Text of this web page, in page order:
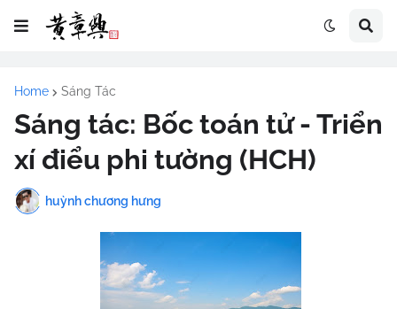
Home Sáng Tác
Sáng tác: Bốc toán tử - Triển
xí điểu phi tường (HCH)
huỳnh chương hưng